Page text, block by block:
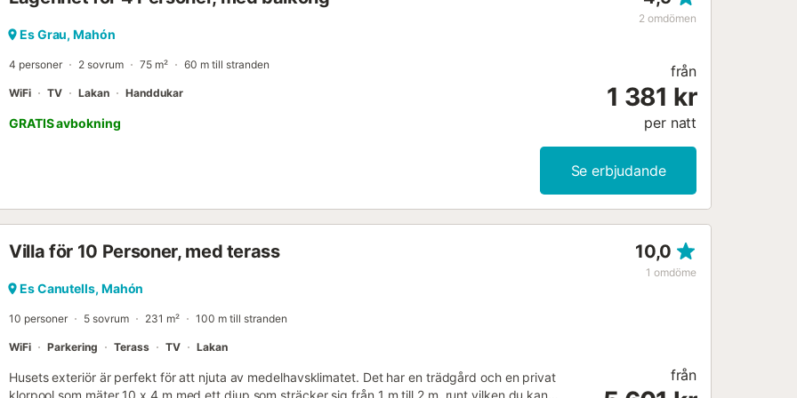
2 omdömen
Es Grau, Mahón
4 personer 2 sovrum 75 m² 60 m till stranden
WiFi TV Lakan Handdukar
GRATIS avbokning
från
1 381 kr
per natt
Se erbjudande
Villa för 10 Personer, med terass 10,0
1 omdöme
Es Canutells, Mahón
10 personer 5 sovrum 231 m² 100 m till stranden
WiFi Parkering Terass TV Lakan
Husets exteriör är perfekt för att njuta av medelhavsklimatet. Det har en trädgård och en privat
klorpool som mäter 10 x 4 m med ett djup som sträcker sig från 1 m till 2 m, runt vilken du kan
från